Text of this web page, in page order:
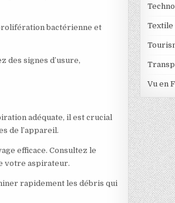
bactérienne et
des signes d’usure,
adéquate, il est crucial
de l’appareil.
efficace. Consultez le
votre aspirateur.
rapidement les débris qui
Textile
Vu en